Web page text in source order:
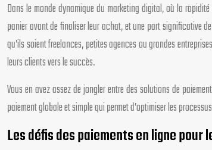
Dans le monde dynamique du marketing digital, où la
panier avant de finaliser leur achat, et une part significative
qu’ils soient freelances, petites agences ou grandes
leurs clients vers le succès.
Vous en avez assez de jongler entre des solutions de
paiement globale et simple qui permet d’optimiser les
Les défis des paiements en ligne pour